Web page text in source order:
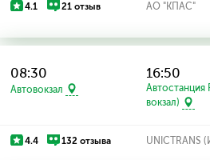
4.1 21 отзыв АО "КПАС"
08:30
Автовокзал
16:50
вокзал)
4.4 132 отзыва UNICTRANS